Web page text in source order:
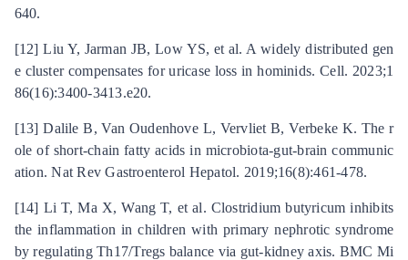
640.
[12] Liu Y, Jarman JB, Low YS, et al. A widely distributed gen
e cluster compensates for uricase loss in hominids. Cell. 2023;1
86(16):3400-3413.e20.
[13] Dalile B, Van Oudenhove L, Vervliet B, Verbeke K. The r
ole of short-chain fatty acids in microbiota-gut-brain communic
ation. Nat Rev Gastroenterol Hepatol. 2019;16(8):461-478.
[14] Li T, Ma X, Wang T, et al. Clostridium butyricum inhibits
the inflammation in children with primary nephrotic syndrome
by regulating Th17/Tregs balance via gut-kidney axis. BMC Mi